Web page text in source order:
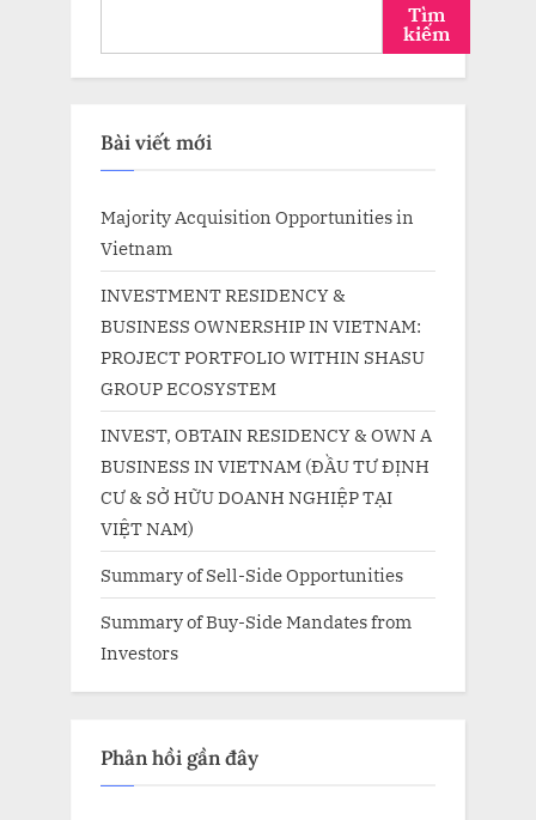
Tìm
kiếm
Bài viết mới
Majority Acquisition Opportunities in
Vietnam
INVESTMENT RESIDENCY &
BUSINESS OWNERSHIP IN VIETNAM:
PROJECT PORTFOLIO WITHIN SHASU
GROUP ECOSYSTEM
INVEST, OBTAIN RESIDENCY & OWN A
BUSINESS IN VIETNAM (ĐẦU TƯ ĐỊNH
CƯ & SỞ HỮU DOANH NGHIỆP TẠI
VIỆT NAM)
Summary of Sell-Side Opportunities
Summary of Buy-Side Mandates from
Investors
Phản hồi gần đây